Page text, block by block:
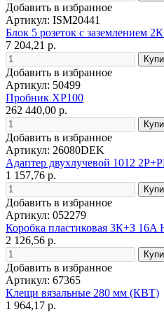
Добавить в избранное
Артикул: ISM20441
Блок 5 розеток с заземлением
7 204,21 р.
Добавить в избранное
Артикул: 50499
Пробник XP100
262 440,00 р.
Добавить в избранное
Артикул: 26080DEK
Адаптер двухлучевой 1012
1 157,76 р.
Добавить в избранное
Артикул: 052279
Коробка пластиковая 3К+З 16A
2 126,56 р.
Добавить в избранное
Артикул: 67365
Клещи вязальные 280 мм (КВТ)
1 964,17 р.